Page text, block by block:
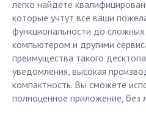
легко найдете
которые учтут все ваши
функциональности до
компьютером и другими
преимущества такого
уведомления, высокая
компактность. Вы сможете
полноценное приложение, без